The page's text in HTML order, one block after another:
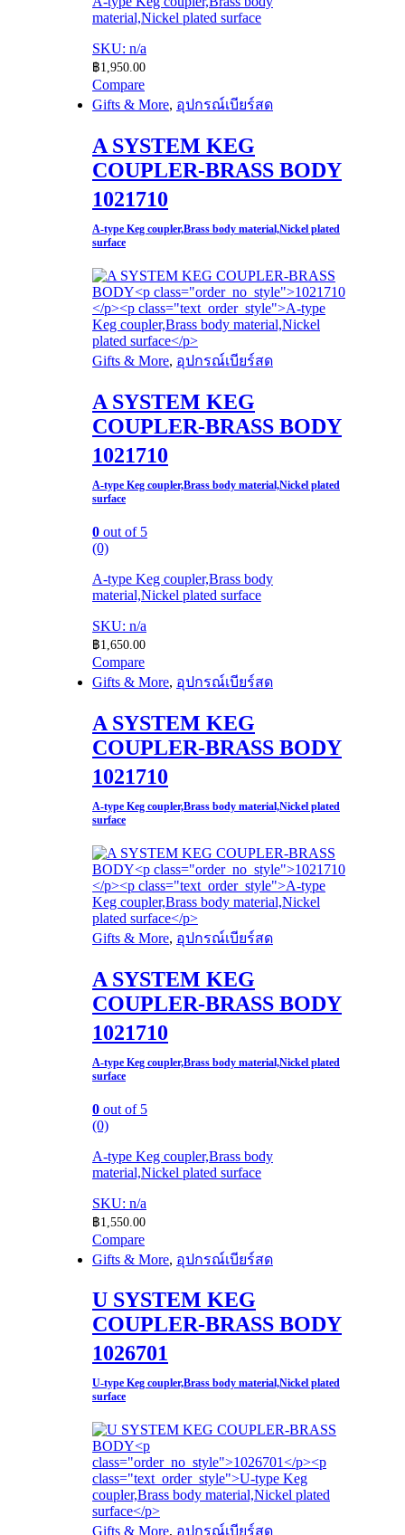
material,Nickel plated surface​
SKU: n/a
฿1,950.00
Compare
Gifts & More, อุปกรณ์เบียร์สด
A SYSTEM KEG
COUPLER-BRASS BODY​
1021710​
A-type Keg coupler,Brass body material,Nickel plated
surface
Gifts & More, อุปกรณ์เบียร์สด
A SYSTEM KEG
COUPLER-BRASS BODY​
1021710​
A-type Keg coupler,Brass body material,Nickel plated
surface
0 out of 5
(0)
A-type Keg coupler,Brass body
material,Nickel plated surface​
SKU: n/a
฿1,650.00
Compare
Gifts & More, อุปกรณ์เบียร์สด
A SYSTEM KEG
COUPLER-BRASS BODY​
1021710​
A-type Keg coupler,Brass body material,Nickel plated
surface
Gifts & More, อุปกรณ์เบียร์สด
A SYSTEM KEG
COUPLER-BRASS BODY​
1021710​
A-type Keg coupler,Brass body material,Nickel plated
surface
0 out of 5
(0)
A-type Keg coupler,Brass body
material,Nickel plated surface​
SKU: n/a
฿1,550.00
Compare
Gifts & More, อุปกรณ์เบียร์สด
U SYSTEM KEG
COUPLER-BRASS BODY
1026701
U-type Keg coupler,Brass body material,Nickel plated
surface​
Gifts & More, อุปกรณ์เบียร์สด